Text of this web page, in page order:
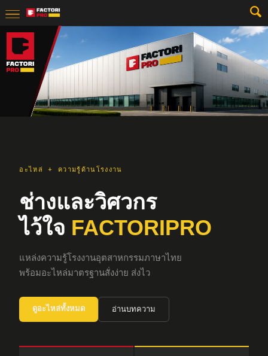
อะไหล่ + ความรู้ด้านโรงงาน
ช่างและวิศวกร
ไว้ใจ FACTORIPRO
แหล่งความรู้โรงงานอุตสาหกรรมภาษาไทย
พร้อมอะไหล่มาตรฐานสั่งง่าย ส่งไว
ดูอะไหล่ทั้งหมด อ่านบทความ